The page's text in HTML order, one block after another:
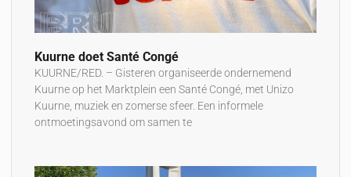
Kuurne doet Santé Congé
KUURNE/RED. – Gisteren organiseerde ondernemend
Kuurne op het Marktplein een Santé Congé, met Unizo
Kuurne, muziek en zomerse sfeer. Een informele
ontmoetingsavond om samen te